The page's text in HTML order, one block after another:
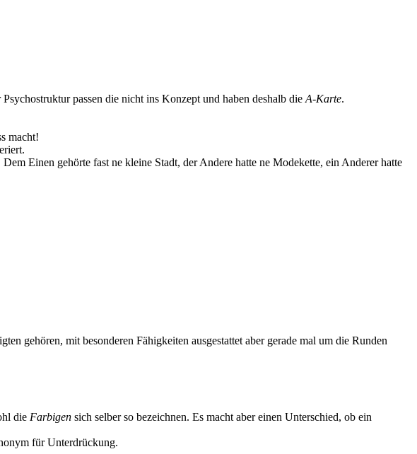
passen die nicht ins Konzept und haben deshalb die A-Karte.
macht!
Einen gehörte fast ne kleine Stadt, der Andere hatte ne Modekette, ein Anderer hatte
gehören, mit besonderen Fähigkeiten ausgestattet aber gerade mal um die Runden
die Farbigen sich selber so bezeichnen. Es macht aber einen Unterschied, ob ein
für Unterdrückung.